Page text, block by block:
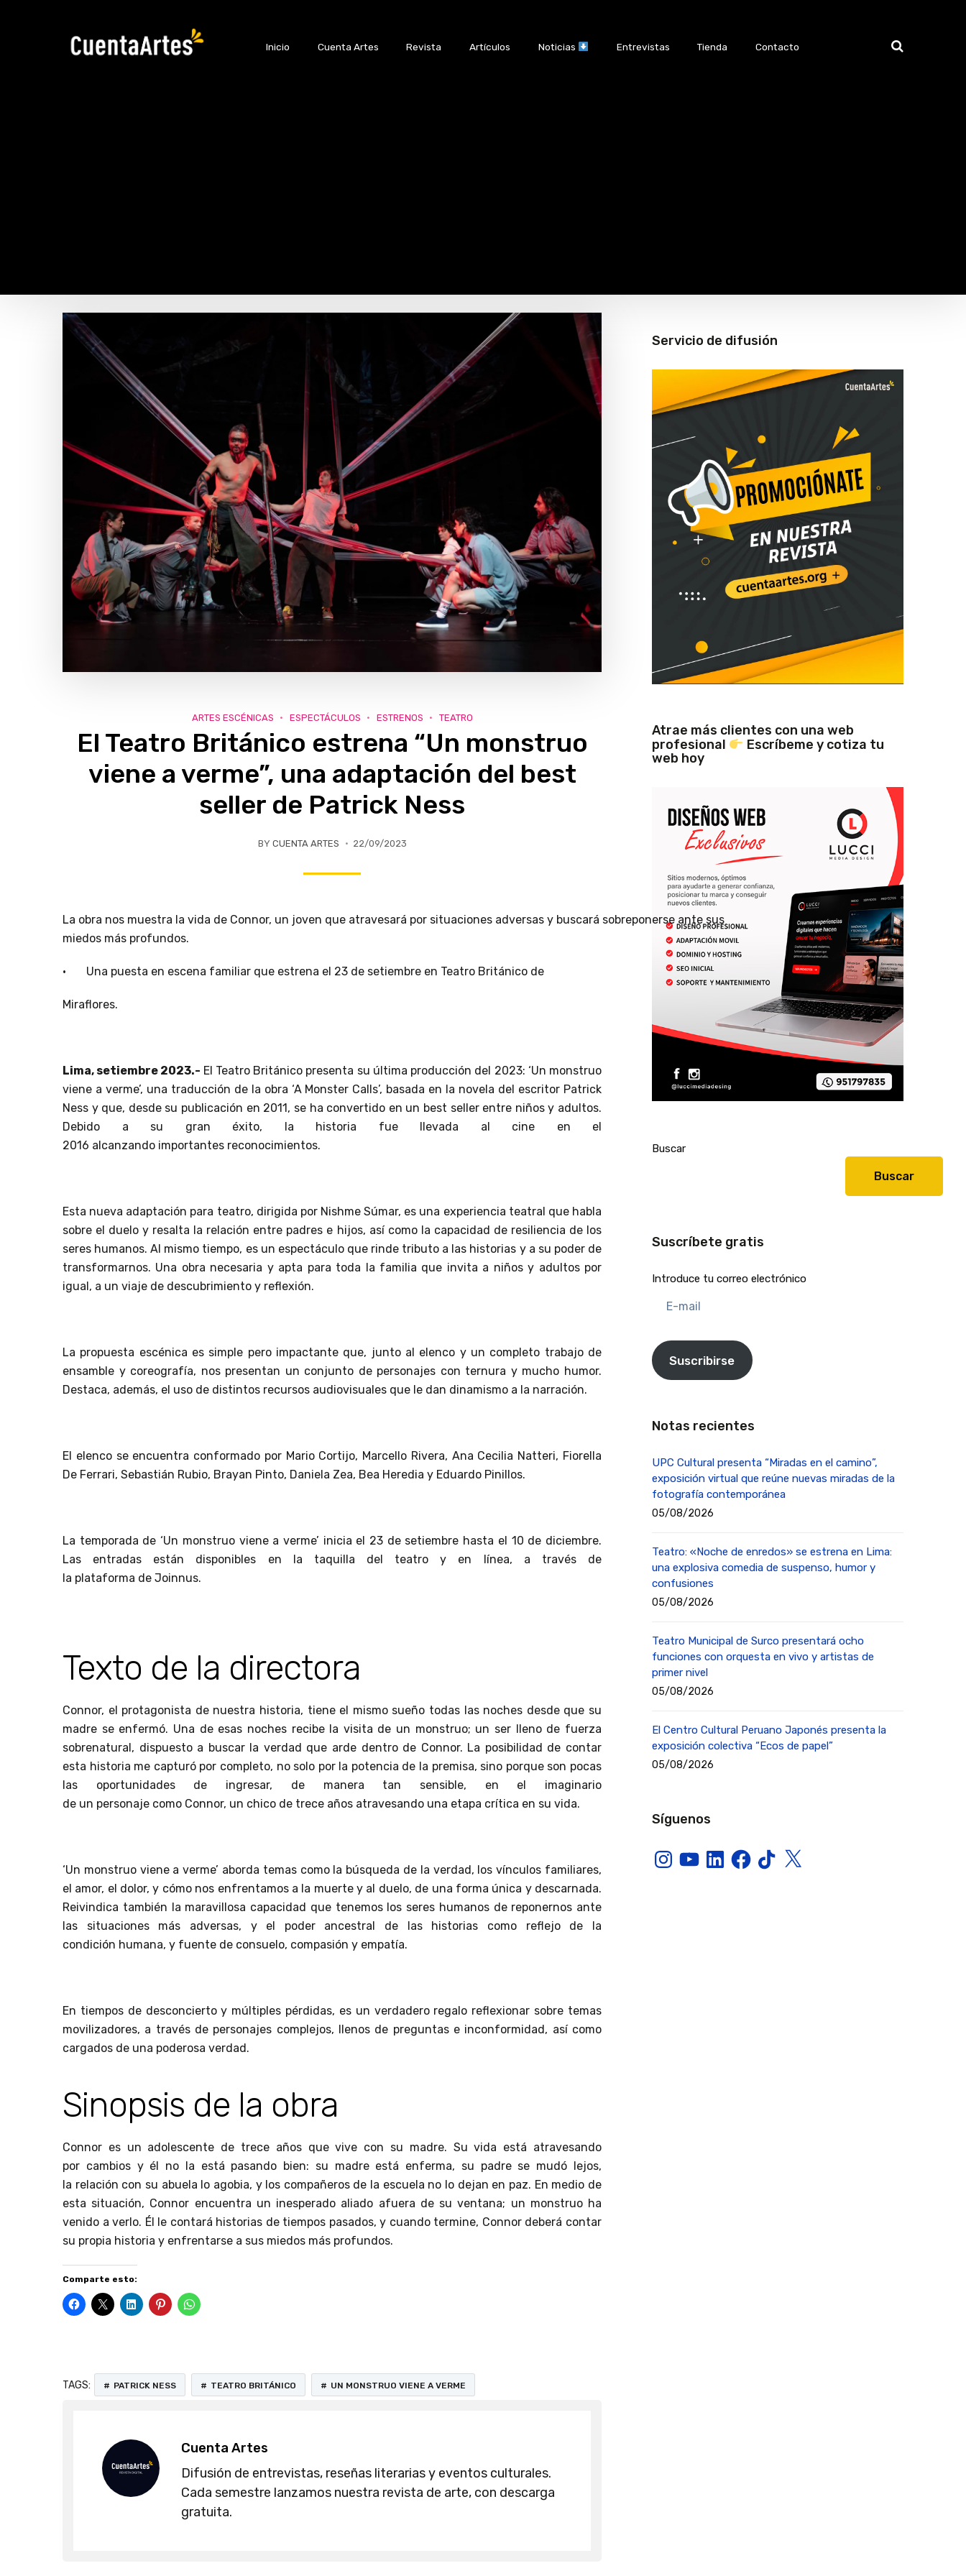
Inicio Cuenta Artes Revista Artículos Noticias Entrevistas Tienda Contacto
ARTES ESCÉNICAS ESPECTÁCULOS ESTRENOS TEATRO
El Teatro Británico estrena “Un monstruo
viene a verme”, una adaptación del best
seller de Patrick Ness
BY CUENTA ARTES 22/09/2023
La obra nos muestra la vida de Connor, un joven que atravesará por situaciones adversas y buscará sobreponerse ante sus
miedos más profundos.
· Una puesta en escena familiar que estrena el 23 de setiembre en Teatro Británico de
Miraflores.
Lima, setiembre 2023.- El Teatro Británico presenta su última producción del 2023: ‘Un monstruo
viene a verme’, una traducción de la obra ‘A Monster Calls’, basada en la novela del escritor Patrick
Ness y que, desde su publicación en 2011, se ha convertido en un best seller entre niños y adultos.
Debido a su gran éxito, la historia fue llevada al cine en el
2016 alcanzando importantes reconocimientos.
Esta nueva adaptación para teatro, dirigida por Nishme Súmar, es una experiencia teatral que habla
sobre el duelo y resalta la relación entre padres e hijos, así como la capacidad de resiliencia de los
seres humanos. Al mismo tiempo, es un espectáculo que rinde tributo a las historias y a su poder de
transformarnos. Una obra necesaria y apta para toda la familia que invita a niños y adultos por
igual, a un viaje de descubrimiento y reflexión.
La propuesta escénica es simple pero impactante que, junto al elenco y un completo trabajo de
ensamble y coreografía, nos presentan un conjunto de personajes con ternura y mucho humor.
Destaca, además, el uso de distintos recursos audiovisuales que le dan dinamismo a la narración.
El elenco se encuentra conformado por Mario Cortijo, Marcello Rivera, Ana Cecilia Natteri, Fiorella
De Ferrari, Sebastián Rubio, Brayan Pinto, Daniela Zea, Bea Heredia y Eduardo Pinillos.
La temporada de ‘Un monstruo viene a verme’ inicia el 23 de setiembre hasta el 10 de diciembre.
Las entradas están disponibles en la taquilla del teatro y en línea, a través de
la plataforma de Joinnus.
Texto de la directora
Connor, el protagonista de nuestra historia, tiene el mismo sueño todas las noches desde que su
madre se enfermó. Una de esas noches recibe la visita de un monstruo; un ser lleno de fuerza
sobrenatural, dispuesto a buscar la verdad que arde dentro de Connor. La posibilidad de contar
esta historia me capturó por completo, no solo por la potencia de la premisa, sino porque son pocas
las oportunidades de ingresar, de manera tan sensible, en el imaginario
de un personaje como Connor, un chico de trece años atravesando una etapa crítica en su vida.
‘Un monstruo viene a verme’ aborda temas como la búsqueda de la verdad, los vínculos familiares,
el amor, el dolor, y cómo nos enfrentamos a la muerte y al duelo, de una forma única y descarnada.
Reivindica también la maravillosa capacidad que tenemos los seres humanos de reponernos ante
las situaciones más adversas, y el poder ancestral de las historias como reflejo de la
condición humana, y fuente de consuelo, compasión y empatía.
En tiempos de desconcierto y múltiples pérdidas, es un verdadero regalo reflexionar sobre temas
movilizadores, a través de personajes complejos, llenos de preguntas e inconformidad, así como
cargados de una poderosa verdad.
Sinopsis de la obra
Connor es un adolescente de trece años que vive con su madre. Su vida está atravesando
por cambios y él no la está pasando bien: su madre está enferma, su padre se mudó lejos,
la relación con su abuela lo agobia, y los compañeros de la escuela no lo dejan en paz. En medio de
esta situación, Connor encuentra un inesperado aliado afuera de su ventana; un monstruo ha
venido a verlo. Él le contará historias de tiempos pasados, y cuando termine, Connor deberá contar
su propia historia y enfrentarse a sus miedos más profundos.
Comparte esto:
TAGS: PATRICK NESS TEATRO BRITÁNICO UN MONSTRUO VIENE A VERME
Cuenta Artes
Difusión de entrevistas, reseñas literarias y eventos culturales.
Cada semestre lanzamos nuestra revista de arte, con descarga
gratuita.
Servicio de difusión
Atrae más clientes con una web
profesional
Escríbeme y cotiza tu
web hoy
Buscar
Buscar
Suscríbete gratis
Introduce tu correo electrónico
mail
Suscribirse
Notas recientes
UPC Cultural presenta “Miradas en el camino”,
exposición virtual que reúne nuevas miradas de la
fotografía contemporánea
05/08/2026
Teatro: «Noche de enredos» se estrena en Lima:
una explosiva comedia de suspenso, humor y
confusiones
05/08/2026
Teatro Municipal de Surco presentará ocho
funciones con orquesta en vivo y artistas de
primer nivel
05/08/2026
El Centro Cultural Peruano Japonés presenta la
exposición colectiva “Ecos de papel”
05/08/2026
Síguenos
InstagramYouTubeLinkedInFacebook
TikTokX